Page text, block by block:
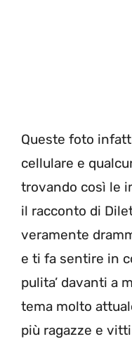
Queste foto
cellulare e
trovando così le
il racconto di
veramente
e ti fa sentire in
pulita’ davanti a
tema molto
più ragazze e